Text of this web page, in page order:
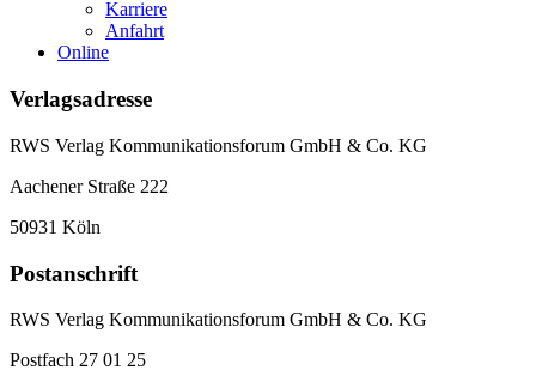
Karriere
Anfahrt
Online
Verlagsadresse
RWS Verlag Kommunikationsforum GmbH & Co. KG
Aachener Straße 222
50931 Köln
Postanschrift
RWS Verlag Kommunikationsforum GmbH & Co. KG
Postfach 27 01 25